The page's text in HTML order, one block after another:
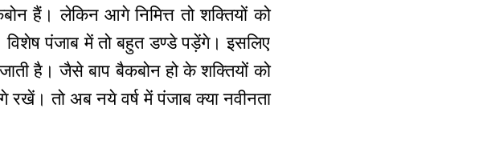
हैं। लेकिन आगे निमित्त तो शक्तियों को
पंजाब में तो बहुत डण्डे पड़ेंगे। इसलिए
है। जैसे बाप बैकबोन हो के शक्तियों को
तो अब नये वर्ष में पंजाब क्या नवीनता